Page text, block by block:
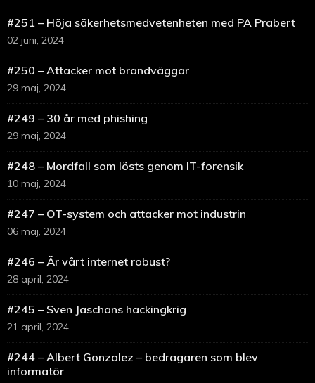
#251 – Höja säkerhetsmedvetenheten med PA Prabert
02 juni, 2024
#250 – Attacker mot brandväggar
29 maj, 2024
#249 – 30 år med phishing
29 maj, 2024
#248 – Mordfall som lösts genom IT-forensik
10 maj, 2024
#247 – OT-system och attacker mot industrin
06 maj, 2024
#246 – Är vårt internet robust?
28 april, 2024
#245 – Sven Jaschans hackingkrig
21 april, 2024
#244 – Albert Gonzalez – bedragaren som blev
informatör